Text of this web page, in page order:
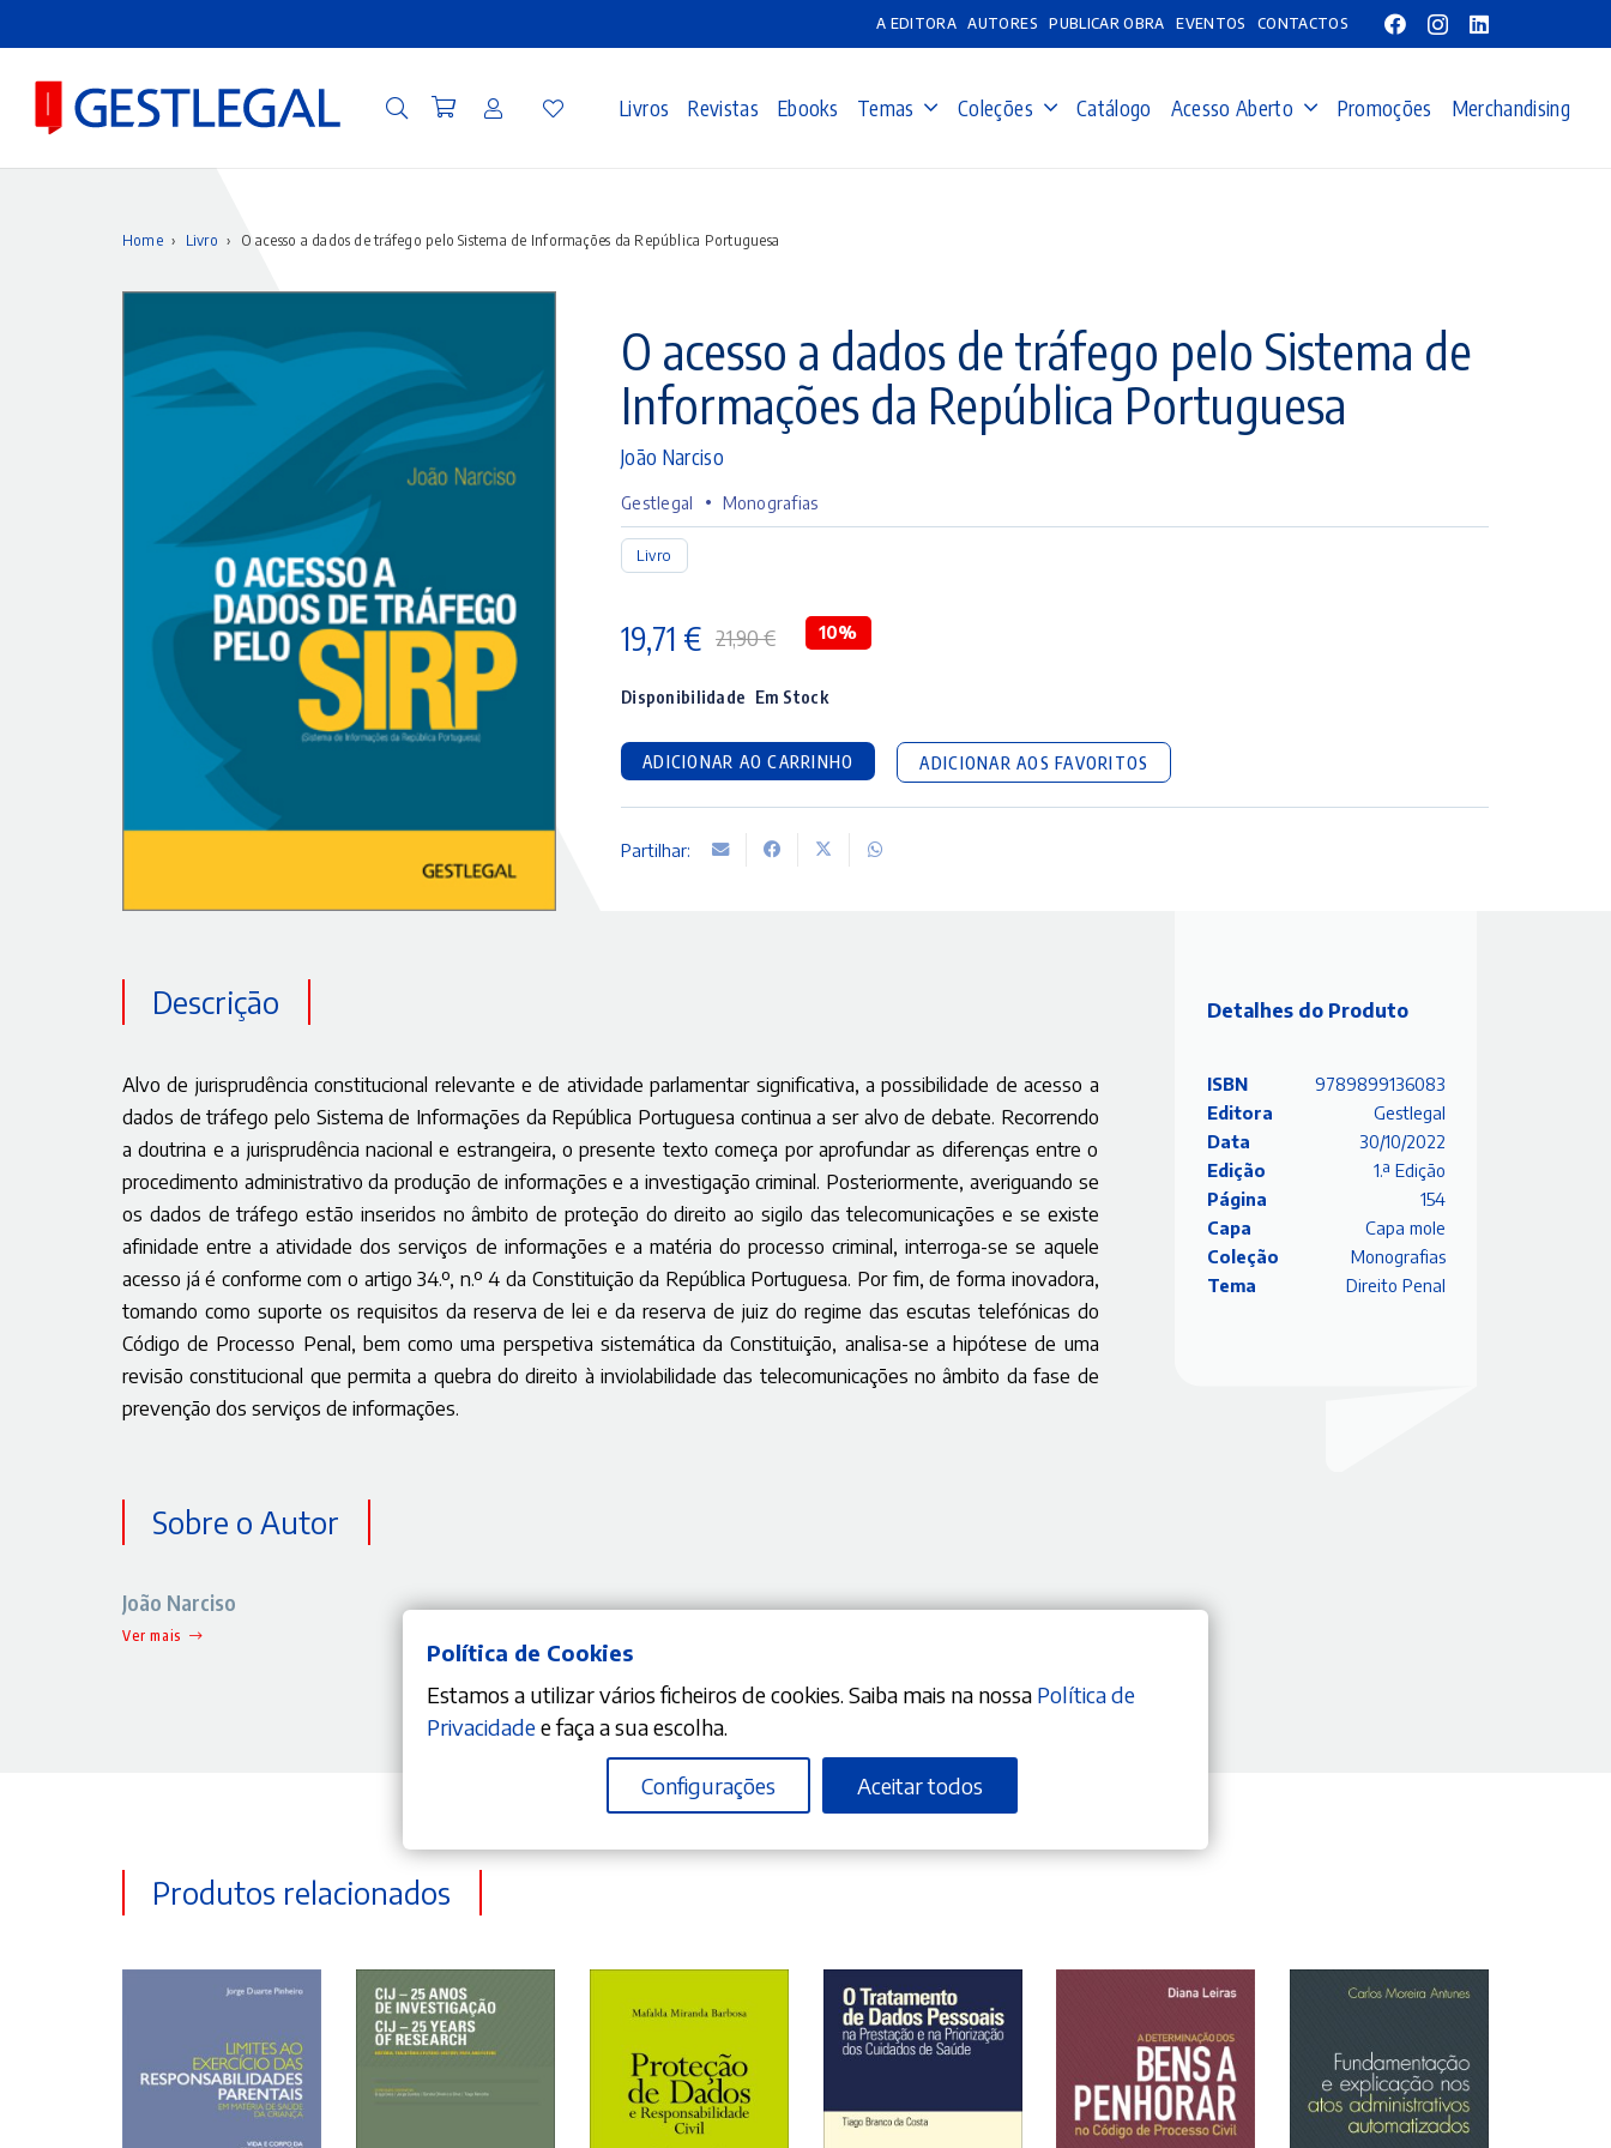
A EDITORA AUTORES PUBLICAR OBRA EVENTOS CONTACTOS
Livros Revistas Ebooks Temas Coleções Catálogo Acesso Aberto Promoções Merchandising
Home › Livro › O acesso a dados de tráfego pelo Sistema de Informações da República Portuguesa
O acesso a dados de tráfego pelo Sistema de
Informações da República Portuguesa
João Narciso
Gestlegal • Monografias
Livro
21,90€
preço
original
era:
21,90 €.
19,71 €
preço
atual
é:
19,71 €.
10%
Disponibilidade Em Stock
ADICIONAR AO CARRINHO ADICIONAR AOS FAVORITOS
Partilhar:
Descrição
Alvo de jurisprudência constitucional relevante e de atividade parlamentar significativa, a possibilidade de acesso a
dados de tráfego pelo Sistema de Informações da República Portuguesa continua a ser alvo de debate. Recorrendo
a doutrina e a jurisprudência nacional e estrangeira, o presente texto começa por aprofundar as diferenças entre o
procedimento administrativo da produção de informações e a investigação criminal. Posteriormente, averiguando se
os dados de tráfego estão inseridos no âmbito de proteção do direito ao sigilo das telecomunicações e se existe
afinidade entre a atividade dos serviços de informações e a matéria do processo criminal, interroga-se se aquele
acesso já é conforme com o artigo 34.º, n.º 4 da Constituição da República Portuguesa. Por fim, de forma inovadora,
tomando como suporte os requisitos da reserva de lei e da reserva de juiz do regime das escutas telefónicas do
Código de Processo Penal, bem como uma perspetiva sistemática da Constituição, analisa-se a hipótese de uma
revisão constitucional que permita a quebra do direito à inviolabilidade das telecomunicações no âmbito da fase de
prevenção dos serviços de informações.
Sobre o Autor
João Narciso
Ver mais
Detalhes do Produto
ISBN
9789899136083
Editora
Gestlegal
Data
30/10/2022
Edição
1.ª Edição
Página
154
Capa
Capa mole
Coleção
Monografias
Tema
Direito Penal
Produtos relacionados
Política de Cookies
Estamos a utilizar vários ficheiros de cookies. Saiba mais na nossa Política de
Privacidadee faça a sua escolha.
Configurações Aceitar todos